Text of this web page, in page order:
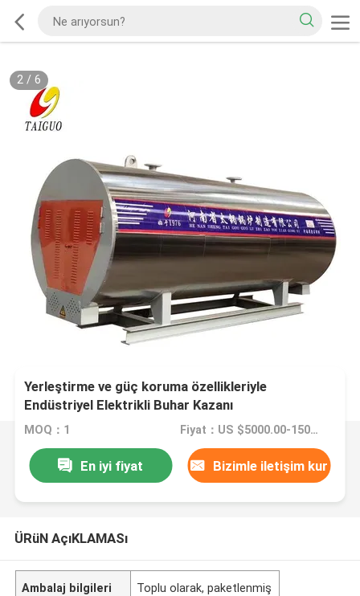
3/ 6
Yerleştirme ve güç koruma özellikleriyle
Endüstriyel Elektrikli Buhar Kazanı
MOQ：1 Fiyat：US $5000.00-15000.00
En iyi fiyat Bizimle iletişim kur
ÜRüN AçıKLAMASı
Ambalaj bilgileri Toplu olarak, paketlenmiş